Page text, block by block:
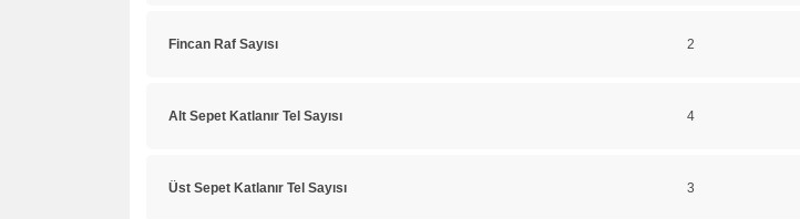
Fincan Raf Sayısı 2
Alt Sepet Katlanır Tel Sayısı 4
Üst Sepet Katlanır Tel Sayısı 3